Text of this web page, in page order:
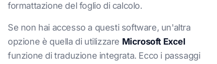
formattazione del foglio di calcolo.
Se non hai accesso a questi software, un'altra
opzione è quella di utilizzare Microsoft Excel
funzione di traduzione integrata. Ecco i passaggi